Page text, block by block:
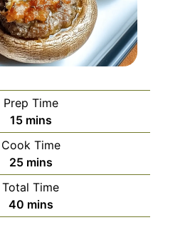
Prep Time
15minutes
mins
Cook Time
25minutes
mins
Total Time
40minutes
mins